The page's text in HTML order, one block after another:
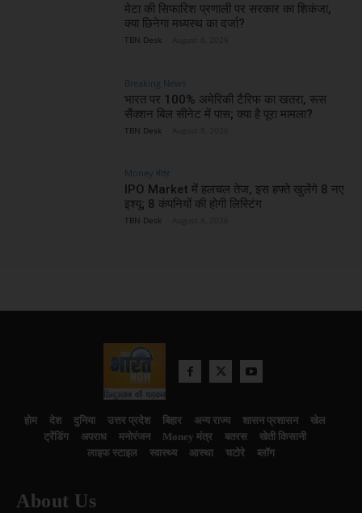
मेटा की सिफारिश प्रणाली पर सरकार का शिकंजा,
क्या छिनेगा मध्यस्थ का दर्जा?
TBN Desk
Breaking News
भारत पर 100% अमेरिकी टैरिफ का खतरा, रूस
सैंक्शन बिल सीनेट में पास; क्या है पूरा मामला?
TBN Desk
Money मंत्र
IPO Market में हलचल तेज, इस हफ्ते खुलेंगे 8 नए
इश्यू; 8 कंपनियों की होगी लिस्टिंग
TBN Desk
होम देश दुनिया उत्तर प्रदेश बिहार अन्य राज्य शासन प्रशासन
खेल
ट्रेंडिंग
अपराध मनोरंजन Money मंत्र बतरस
खेती किसानी
लाइफ स्टाइल
स्वास्थ्य आस्था चटोरे ब्लॉग
About Us